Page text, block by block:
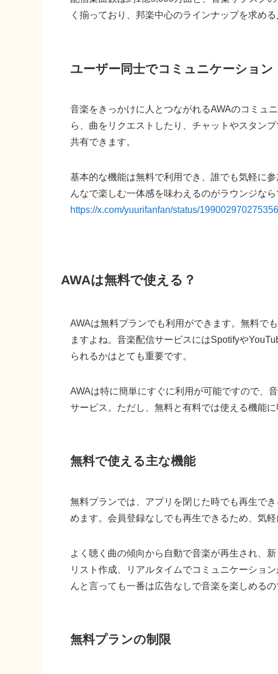
く揃っており、邦楽中心のラインナップを求める
ユーザー同士でコミュニケーション
音楽をきっかけに人とつながれるAWAのコミュ
ら、曲をリクエストしたり、チャットやスタン
共有できます。
基本的な機能は無料で利用でき、誰でも気軽に
んなで楽しむ一体感を味わえるのがラウンジなら
https://x.com/yuurifanfan/status/
AWAは無料で使える？
AWAは無料プランでも利用ができます。無料で
ますよね。音楽配信サービスにはSpotifyや
られるかはとても重要です。
AWAは特に簡単にすぐに利用が可能ですので、
サービス。ただし、無料と有料では使える機能に
無料で使える主な機能
無料プランでは、アプリを閉じた時でも再生で
めます。会員登録なしでも再生できるため、気
よく聴く曲の傾向から自動で音楽が再生され、
リスト作成、リアルタイムでコミュニケーショ
んと言っても一番は広告なしで音楽を楽しめるの
無料プランの制限